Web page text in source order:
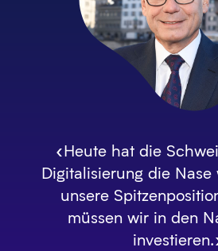
«Heute hat die
Digitalisierung die Nase
unsere
müssen wir in den